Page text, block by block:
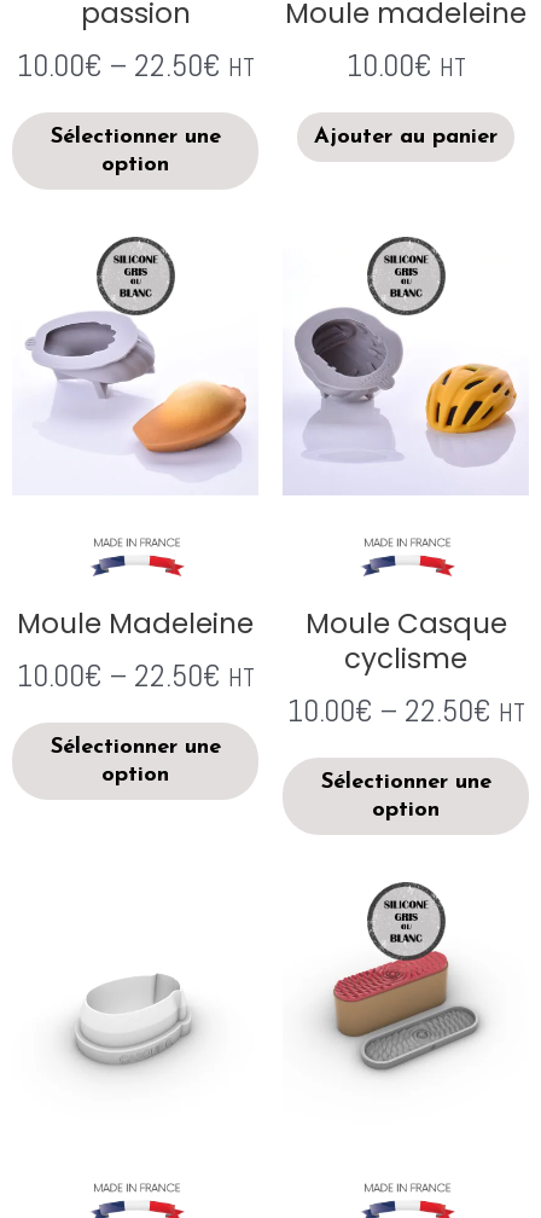
passion
10.00€ – 22.50€ HT
Sélectionner une
option
Moule madeleine
10.00€ HT
Ajouter au panier
Moule Madeleine
10.00€ – 22.50€ HT
Sélectionner une
option
Moule Casque
cyclisme
10.00€ – 22.50€ HT
Sélectionner une
option